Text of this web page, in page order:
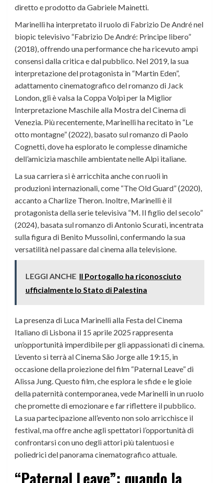
diretto e prodotto da Gabriele Mainetti.
Marinelli ha interpretato il ruolo di Fabrizio De André nel
biopic televisivo “Fabrizio De André: Principe libero”
(2018), offrendo una performance che ha ricevuto ampi
consensi dalla critica e dal pubblico. Nel 2019, la sua
interpretazione del protagonista in “Martin Eden”,
adattamento cinematografico del romanzo di Jack
London, gli è valsa la Coppa Volpi per la Miglior
Interpretazione Maschile alla Mostra del Cinema di
Venezia. Più recentemente, Marinelli ha recitato in “Le
otto montagne” (2022), basato sul romanzo di Paolo
Cognetti, dove ha esplorato le complesse dinamiche
dell’amicizia maschile ambientate nelle Alpi italiane.​
La sua carriera si è arricchita anche con ruoli in
produzioni internazionali, come “The Old Guard” (2020),
accanto a Charlize Theron. Inoltre, Marinelli è il
protagonista della serie televisiva “M. Il figlio del secolo”
(2024), basata sul romanzo di Antonio Scurati, incentrata
sulla figura di Benito Mussolini, confermando la sua
versatilità nel passare dal cinema alla televisione.​
LEGGI ANCHE Il Portogallo ha riconosciuto
ufficialmente lo Stato di Palestina
La presenza di Luca Marinelli alla Festa del Cinema
Italiano di Lisbona il 15 aprile 2025 rappresenta
un’opportunità imperdibile per gli appassionati di cinema.
L’evento si terrà al Cinema São Jorge alle 19:15, in
occasione della proiezione del film “Paternal Leave” di
Alissa Jung. Questo film, che esplora le sfide e le gioie
della paternità contemporanea, vede Marinelli in un ruolo
che promette di emozionare e far riflettere il pubblico.
La sua partecipazione all’evento non solo arricchisce il
festival, ma offre anche agli spettatori l’opportunità di
confrontarsi con uno degli attori più talentuosi e
poliedrici del panorama cinematografico attuale.
“Paternal Leave”: quando la